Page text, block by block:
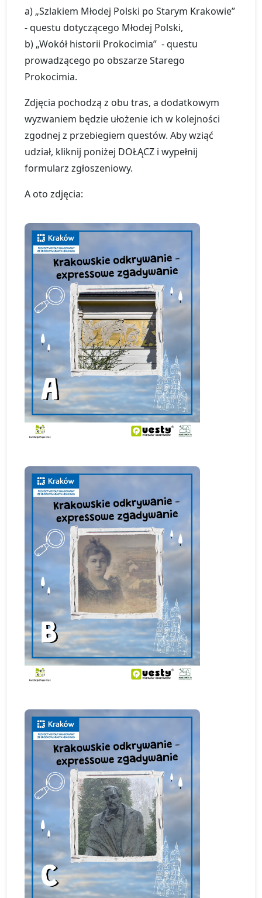
a) „Szlakiem Młodej Polski po Starym Krakowie”
- questu dotyczącego Młodej Polski,
b) „Wokół historii Prokocimia” - questu
prowadzącego po obszarze Starego
Prokocimia.
Zdjęcia pochodzą z obu tras, a dodatkowym
wyzwaniem będzie ułożenie ich w kolejności
zgodnej z przebiegiem questów. Aby wziąć
udział, kliknij poniżej DOŁĄCZ i wypełnij
formularz zgłoszeniowy.
A oto zdjęcia: